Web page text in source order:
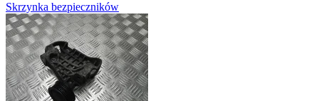
Skrzynka bezpieczników